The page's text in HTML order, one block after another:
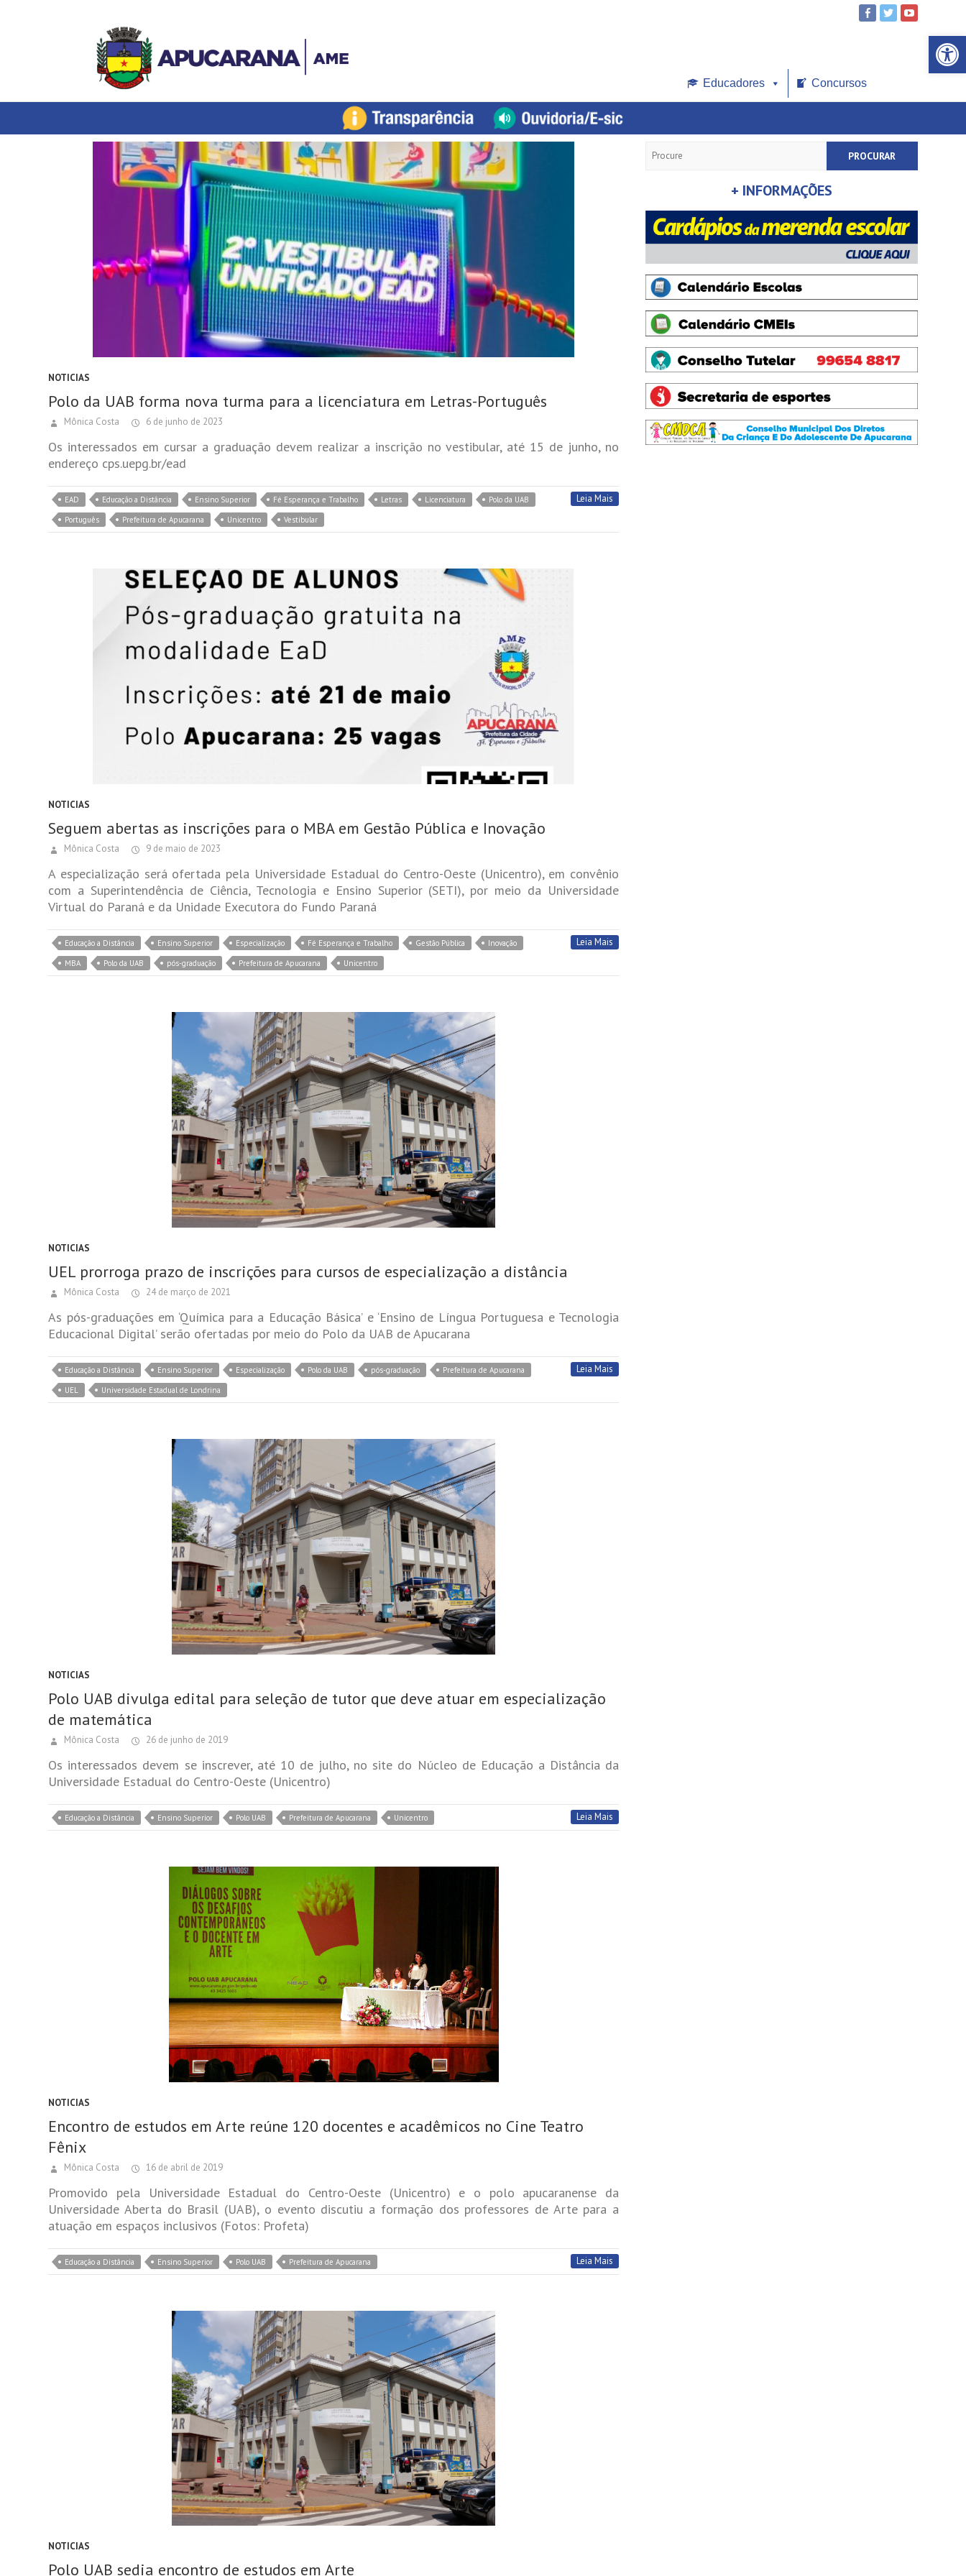
Open toolbar
Educadores Concursos
NOTICIAS
Polo da UAB forma nova turma para a licenciatura em Letras-Português
Mônica Costa 6 de junho de 2023
Os interessados em cursar a graduação devem realizar a inscrição no vestibular, até 15 de junho, no
endereço cps.uepg.br/ead
EAD Educação a Distância Ensino Superior Fé Esperança e Trabalho Letras Licenciatura
Polo da UAB
Português
Prefeitura de Apucarana Unicentro Vestibular
Leia Mais
NOTICIAS
Seguem abertas as inscrições para o MBA em Gestão Pública e Inovação
Mônica Costa 9 de maio de 2023
A especialização será ofertada pela Universidade Estadual do Centro-Oeste (Unicentro), em convênio
com a Superintendência de Ciência, Tecnologia e Ensino Superior (SETI), por meio da Universidade
Virtual do Paraná e da Unidade Executora do Fundo Paraná
Educação a Distância Ensino Superior Especialização Fé Esperança e Trabalho Gestão Pública
Inovação
MBA
Polo da UAB pós-graduação Prefeitura de Apucarana Unicentro
Leia Mais
NOTICIAS
UEL prorroga prazo de inscrições para cursos de especialização a distância
Mônica Costa 24 de março de 2021
As pós-graduações em ‘Química para a Educação Básica’ e ‘Ensino de Língua Portuguesa e Tecnologia
Educacional Digital’ serão ofertadas por meio do Polo da UAB de Apucarana
Educação a Distância Ensino Superior Especialização Polo da UAB pós-graduação
Prefeitura de Apucarana
UEL
Universidade Estadual de Londrina
Leia Mais
NOTICIAS
Polo UAB divulga edital para seleção de tutor que deve atuar em especialização
de matemática
Mônica Costa 26 de junho de 2019
Os interessados devem se inscrever, até 10 de julho, no site do Núcleo de Educação a Distância da
Universidade Estadual do Centro-Oeste (Unicentro)
Educação a Distância Ensino Superior Polo UAB Prefeitura de Apucarana Unicentro Leia Mais
NOTICIAS
Encontro de estudos em Arte reúne 120 docentes e acadêmicos no Cine Teatro
Fênix
Mônica Costa 16 de abril de 2019
Promovido pela Universidade Estadual do Centro-Oeste (Unicentro) e o polo apucaranense da
Universidade Aberta do Brasil (UAB), o evento discutiu a formação dos professores de Arte para a
atuação em espaços inclusivos (Fotos: Profeta)
Educação a Distância Ensino Superior Polo UAB Prefeitura de Apucarana Leia Mais
NOTICIAS
Polo UAB sedia encontro de estudos em Arte
+ INFORMAÇÕES